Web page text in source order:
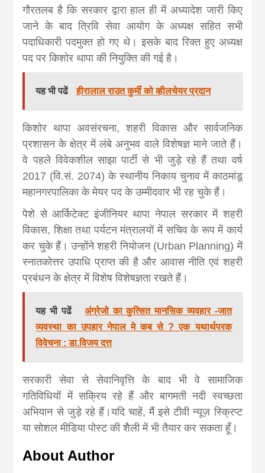
khabar
गौरतलब है कि सरकार द्वारा हाल ही में अध्यादेश जारी किए
जाने के बाद त्रिवि सेवा आयोग के अध्यक्ष सहित सभी
पदाधिकारी पदमुक्त हो गए थे। इसके बाद रिक्त हुए अध्यक्ष
पद पर किशोर थापा की नियुक्ति की गई है।
यह भी पढें हीरालाल राउत कुर्मी को व्हीलचेयर प्रदान
किशोर थापा अवसंरचना, शहरी विकास और सार्वजनिक
प्रशासन के क्षेत्र में लंबे अनुभव वाले विशेषज्ञ माने जाते हैं।
वे पहले विवेकशील साझा पार्टी से भी जुड़े रहे हैं तथा वर्ष
2017 (वि.सं. 2074) के स्थानीय निकाय चुनाव में काठमांडू
महानगरपालिका के मेयर पद के उम्मीदवार भी रह चुके हैं।
पेशे से आर्किटेक्ट इंजीनियर थापा नेपाल सरकार में शहरी
विकास, शिक्षा तथा पर्यटन मंत्रालयों में सचिव के रूप में कार्य
कर चुके हैं। उन्होंने शहरी नियोजन (Urban Planning) में
स्नातकोत्तर उपाधि प्राप्त की है और आवास नीति एवं शहरी
प्रबंधन के क्षेत्र में विशेष विशेषज्ञता रखते हैं।
यह भी पढें
अंग्रेजो का कुत्सित मानसिक व्यवहार -जात
व्यवस्था का उपहार नेपाल मे कब से ? एक यथार्थपरक
विवेचना : डा.विजय दत्त
सरकारी सेवा से सेवानिवृत्ति के बाद भी वे सामाजिक
गतिविधियों में सक्रिय रहे हैं और बागमती नदी स्वच्छता
अभियान से जुड़े रहे हैं।यदि चाहें, मैं इसे टीवी न्यूज़ स्क्रिप्ट
या सोशल मीडिया पोस्ट की शैली में भी तैयार कर सकता हूँ।
About Author